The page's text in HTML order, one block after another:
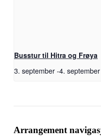
Busstur til Hitra og Frøya
3. september-4. september
Arrangement